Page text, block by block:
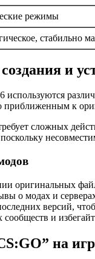
режимы
стабильно
и
приближенным к
сложных
оригинальных
о модах и
версий,
и
на